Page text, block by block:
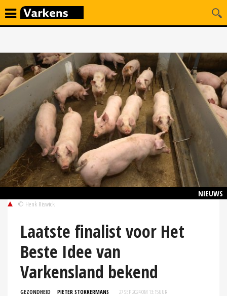
NIEUWS
© Henk Riswick
Laatste finalist voor Het
Beste Idee van
Varkensland bekend
GEZONDHEID PIETER STOKKERMANS 27 SEP 2024 OM 13:15UUR